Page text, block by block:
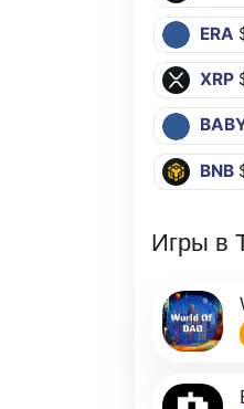
ERA
XRP
BNB
Игры в